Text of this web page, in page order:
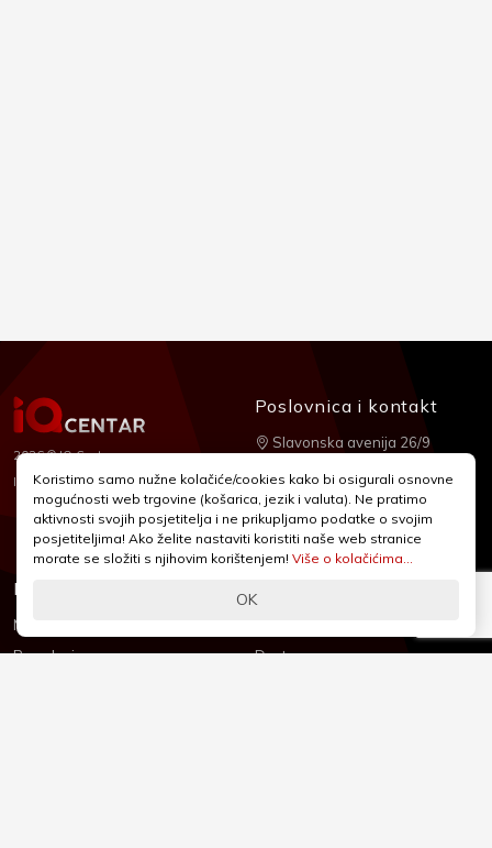
2026 © IQ Centar
Izrada:Nubilus
Informacije
Novosti & Promocije
Brandovi
Podrška
Dostava
Poslovnica i kontakt
Slavonska avenija 26/9
+385 1 2455 950
webshop@iqcentar.hr
Pon - Pet od 9 - 17h
Koristimo samo nužne kolačiće/cookies kako bi osigurali osnovne
mogućnosti web trgovine (košarica, jezik i valuta). Ne pratimo
aktivnosti svojih posjetitelja i ne prikupljamo podatke o svojim
posjetiteljima! Ako želite nastaviti koristiti naše web stranice
morate se složiti s njihovim korištenjem! Više o kolačićima...
OK